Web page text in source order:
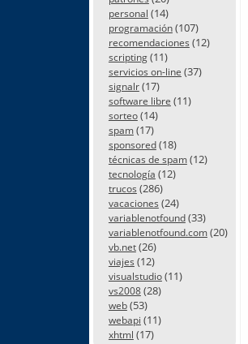
personal (14)
programación(107)
recomendaciones (12)
scripting(11)
servicios on-line (37)
signalr(17)
software libre (11)
sorteo(14)
spam(17)
sponsored(18)
técnicas de spam(12)
tecnología (12)
trucos (286)
vacaciones (24)
variablenotfound(33)
variablenotfound.com(20)
vb.net(26)
viajes (12)
visualstudio(11)
vs2008(28)
web(53)
webapi (11)
xhtml (17)